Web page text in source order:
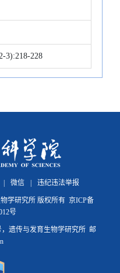
3):218-228
微信 违纪违法举报
学研究所 版权所有 京ICP备
号
遗传与发育生物学研究所 邮